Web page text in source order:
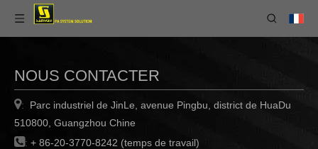
NOUS CONTACTER
:
Parc industriel de JinLe, avenue Pingbu, district de HuaDu
510800, Guangzhou Chine
: + 86-20-3770-8242 (temps de travail)